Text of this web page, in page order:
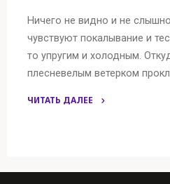
Ничего не видно и не
чувствуют покалывание и
то упругим и холодным.
плесневелым ветерком
ЧИТАТЬ ДАЛЕЕ